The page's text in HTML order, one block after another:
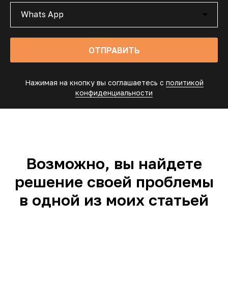
ОТПРАВИТЬ
Нажимая на кнопку вы соглашаетесь с политикой
конфиденциальности
Возможно, вы найдете
решение своей проблемы
в одной из моих статьей